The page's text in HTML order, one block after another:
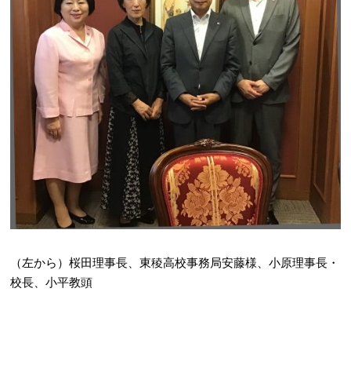
（左から）桜田理事長、東稜高校事務局安藤様、小原理事長・
校長、小平教頭